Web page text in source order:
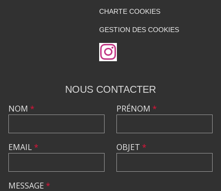
CHARTE COOKIES
GESTION DES COOKIES
NOUS CONTACTER
NOM *
EMAIL*
PRÉNOM *
OBJET *
MESSAGE *